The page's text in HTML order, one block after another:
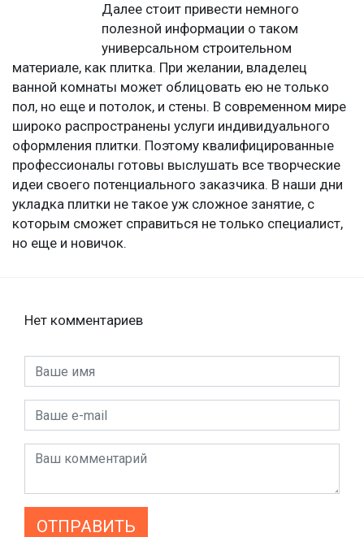
Далее стоит привести немного
полезной информации о таком
универсальном строительном
материале, как плитка. При желании, владелец
ванной комнаты может облицовать ею не только
пол, но еще и потолок, и стены. В современном мире
широко распространены услуги индивидуального
оформления плитки. Поэтому квалифицированные
профессионалы готовы выслушать все творческие
идеи своего потенциального заказчика. В наши дни
укладка плитки не такое уж сложное занятие, с
которым сможет справиться не только специалист,
но еще и новичок.
Нет комментариев
ОТПРАВИТЬ